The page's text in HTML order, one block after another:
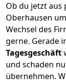
Ob du jetzt aus
Oberhausen
Wechsel des
gerne. Gerade
Tagesgeschäft
und schaden
übernehmen.